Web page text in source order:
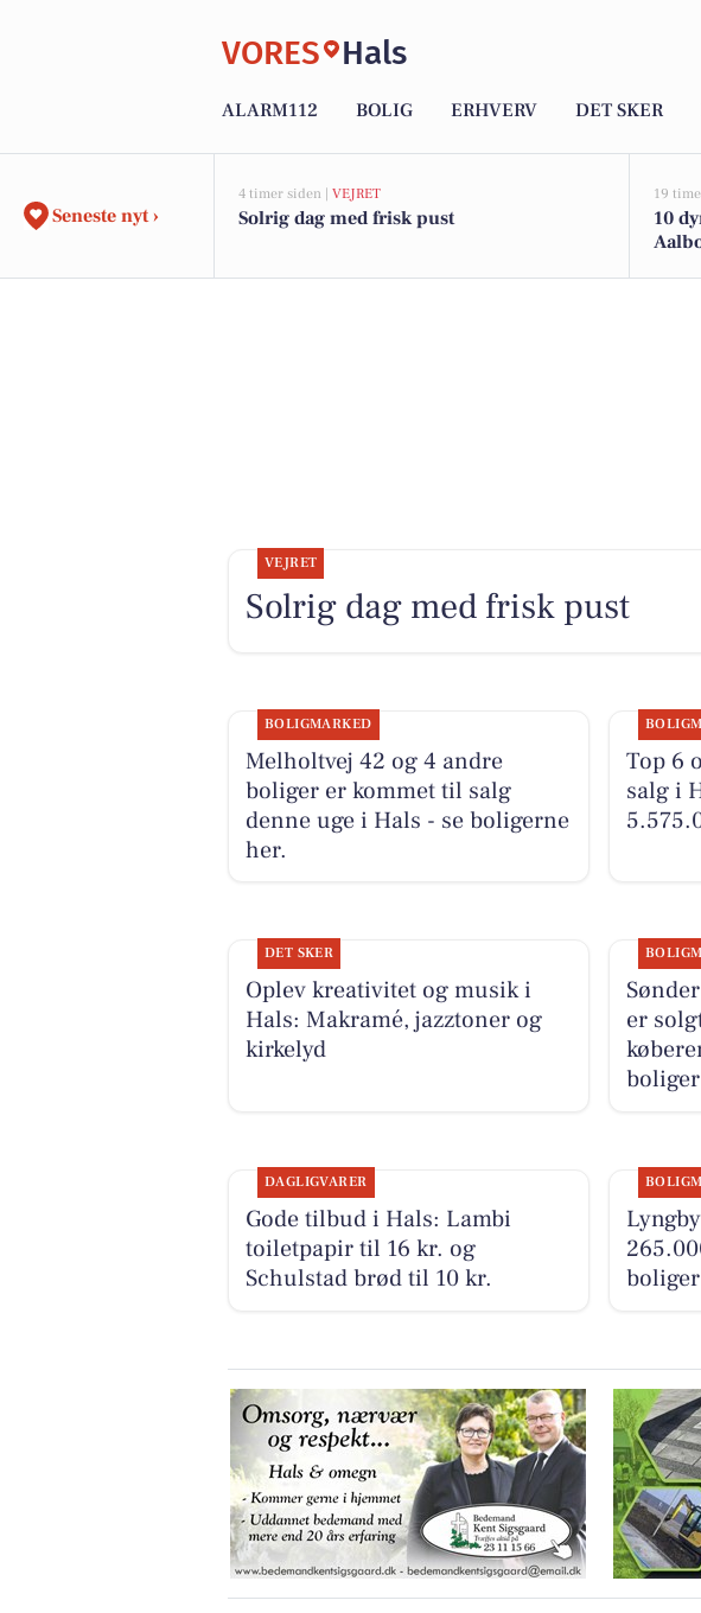
VORES Hals
ALARM112 BOLIG ERHVERV DET SKER
Seneste nyt ›
4 timer siden | VEJRET
Solrig dag med frisk pust
19
10
VEJRET
Solrig dag med frisk pust
BOLIGMARKED
Melholtvej 42 og 4 andre
boliger er kommet til salg
denne uge i Hals - se boligerne
her.
Top 6
salg i
DET SKER
Oplev kreativitet og musik i
Hals: Makramé, jazztoner og
kirkelyd
er
boliger
DAGLIGVARER
Gode tilbud i Hals: Lambi
toiletpapir til 16 kr. og
Schulstad brød til 10 kr.